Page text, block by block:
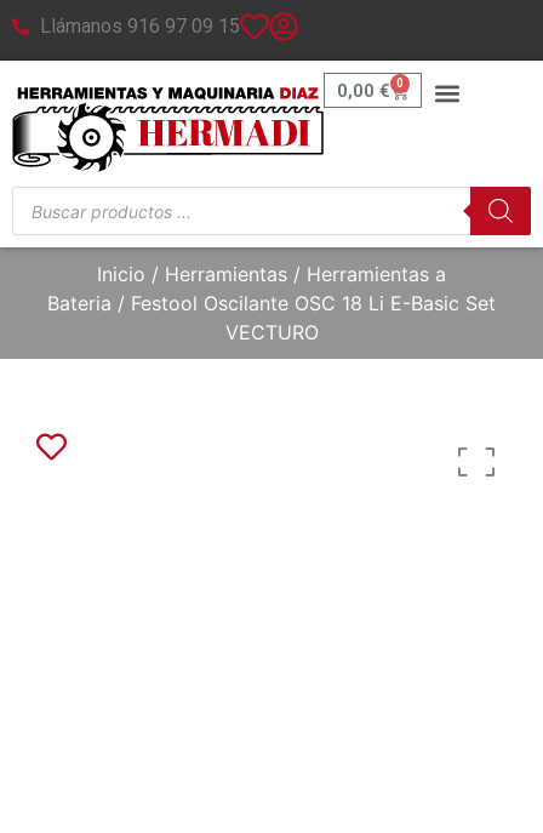
Llámanos 916 97 09 15
0,00 € 0
Inicio / Herramientas / Herramientas a
Bateria / Festool Oscilante OSC 18 Li E-Basic Set
VECTURO